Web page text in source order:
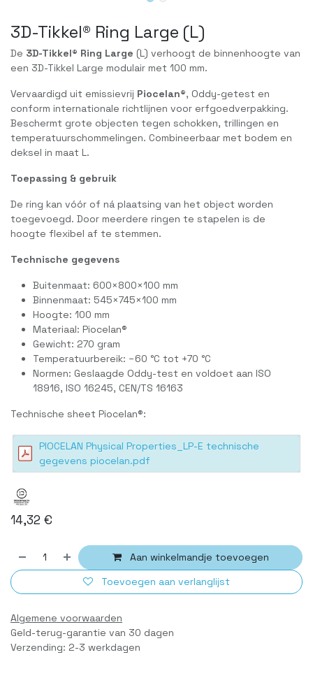
3D-Tikkel® Ring Large (L)
De 3D-Tikkel® Ring Large (L) verhoogt de binnenhoogte van
een 3D-Tikkel Large modulair met 100 mm.
Vervaardigd uit emissievrij Piocelan®, Oddy-getest en
conform internationale richtlijnen voor erfgoedverpakking.
Beschermt grote objecten tegen schokken, trillingen en
temperatuurschommelingen. Combineerbaar met bodem en
deksel in maat L.
Toepassing & gebruik
De ring kan vóór of ná plaatsing van het object worden
toegevoegd. Door meerdere ringen te stapelen is de
hoogte flexibel af te stemmen.
Technische gegevens
Buitenmaat: 600×800×100 mm
Binnenmaat: 545×745×100 mm
Hoogte: 100 mm
Materiaal: Piocelan®
Gewicht: 270 gram
Temperatuurbereik: −60 °C tot +70 °C
Normen: Geslaagde Oddy-test en voldoet aan ISO
18916, ISO 16245, CEN/TS 16163
Technische sheet Piocelan®:
PIOCELAN Physical Properties_LP-E technische
gegevens piocelan.pdf
14,32 €
Aan winkelmandje toevoegen
Toevoegen aan verlanglijst
Algemene voorwaarden
Geld-terug-garantie van 30 dagen
Verzending: 2-3 werkdagen